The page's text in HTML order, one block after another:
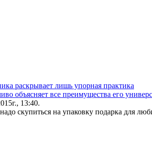
раскрывает лишь упорная практика
объясняет все преимущества его
13:40.
скупиться на упаковку подарка для